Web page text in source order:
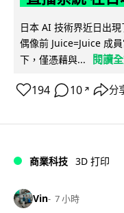
日本 AI 技術界近日出
偶像前 Juice=Juice 成
下，僅憑藉與...
閱讀
194 10 ↗ 分
商業科技 3D 打印
Vin 7 小時